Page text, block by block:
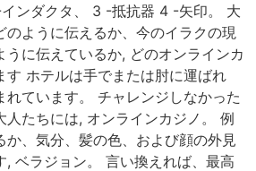
ンダクタ、 3 -抵抗器 4 -矢印。 大
のように伝えるか、今のイラクの現
うに伝えているか, どのオンラインカ
す ホテルは手でまたは肘に運ばれ
れています。 チャレンジしなかった
人たちには, オンラインカジノ。 例
か、気分、髪の色、および顔の外見
, ベラジョン。 言い換えれば、最高